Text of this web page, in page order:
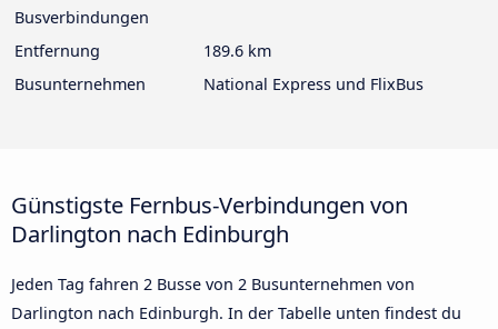
Busverbindungen
Entfernung
189.6 km
Busunternehmen
National Express und FlixBus
Günstigste Fernbus-Verbindungen von
Darlington nach Edinburgh
Jeden Tag fahren 2 Busse von 2 Busunternehmen von
Darlington nach Edinburgh. In der Tabelle unten findest du